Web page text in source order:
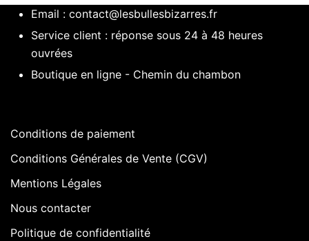
Email : contact@lesbullesbizarres.fr
Service client : réponse sous 24 à 48 heures
ouvrées
Boutique en ligne - Chemin du chambon
Conditions de paiement
Conditions Générales de Vente (CGV)
Mentions Légales
Nous contacter
Politique de confidentialité